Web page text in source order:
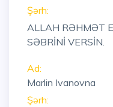
Şərh:
ALLAH RƏHMƏT
SƏBRİNİ VERSİN.
Ad:
Marlin Ivanovna
Şərh: